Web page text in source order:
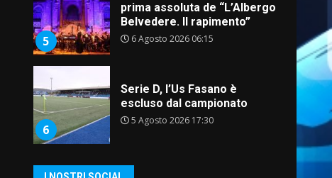
5
prima assoluta de “L’Albergo
Belvedere. Il rapimento”
6 Agosto 2026 06:15
6
Serie D, l’Us Fasano è
escluso dal campionato
5 Agosto 2026 17:30